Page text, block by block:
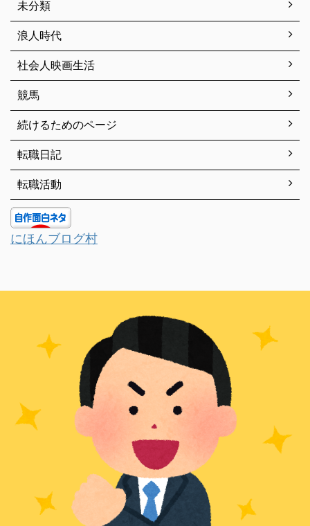
未分類
浪人時代
社会人映画生活
競馬
続けるためのページ
転職日記
転職活動
にほんブログ村